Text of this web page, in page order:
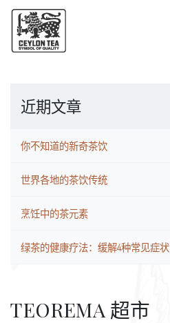
近期文章
你不知道的新奇茶饮
世界各地的茶饮传统
烹饪中的茶元素
绿茶的健康疗法：缓解4种常见症状
TEOREMA 超市